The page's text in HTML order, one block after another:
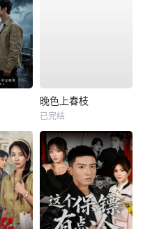
晚色上春枝
已完结